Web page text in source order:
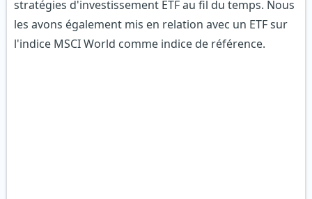
stratégies d'investissement ETF au fil du temps. Nous
les avons également mis en relation avec un ETF sur
l'indice MSCI World comme indice de référence.